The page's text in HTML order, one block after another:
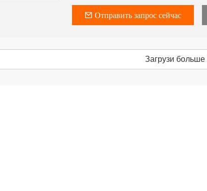
попадание воды и грязи.
И может лучше защитить поверхность
Отправить запрос сейчас
Загрузи больше